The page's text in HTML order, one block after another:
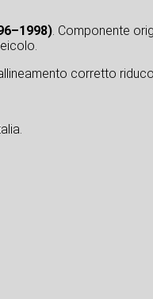
. Componente
corretto